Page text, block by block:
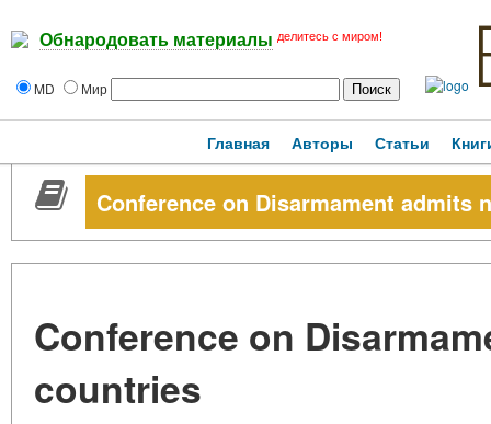
Обнародовать материалы делитесь с миром!
MD Мир
Главная Авторы Статьи
Conference on Disarmament admits
Conference on
countries